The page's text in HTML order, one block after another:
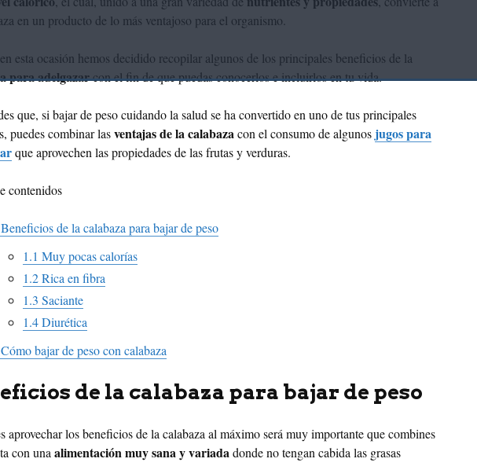
en un producto de lo más ventajoso para el organismo.
esta ocasión hemos decidido recopilar algunos de los principales beneficios de la
para adelgazarcon el fin de que puedas conocerlos e incluirlos en tu vida.
que, si bajar de peso cuidando la salud se ha convertido en uno de tus principales
puedes combinar lasventajas de la calabazacon el consumo de algunos jugos para
que aprovechen las propiedades de las frutas y verduras.
contenidos
Beneficios de la calabaza para bajar de peso
1.1 Muy pocas calorías
1.2Rica en fibra
1.3 Saciante
1.4Diurética
Cómo bajar de peso con calabaza
de la calabaza para bajar de peso
aprovechar los beneficios de la calabaza al máximo será muy importante que combines
con unaalimentación muy sana y variadadonde no tengan cabida las grasas